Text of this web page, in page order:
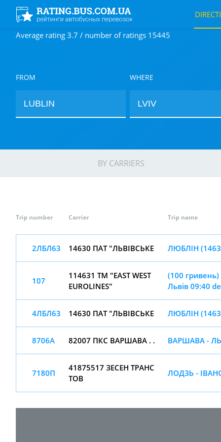
Average rating 3.7 / number of ratings 15445
FROM WHERE
BY CARRIERS
Trip number Carrier Trip name
2ЛБЛ63 14630 ПАТ "ЛЬВІВСЬКЕ ЛЮБЛІН
107
114631 TM "EAST WEST
EUROLINES"
(100
Львів 09:40
4ЛБЛ63 14630 ПАТ "ЛЬВІВСЬКЕ ЛЮБЛІН
8706А 82007 ПКС ВАРШАВА . . ВАРШАВА -
7180П
41875517 ЗЕСЕН ТРАНС
ТОВ
ЛОДЗЬ -